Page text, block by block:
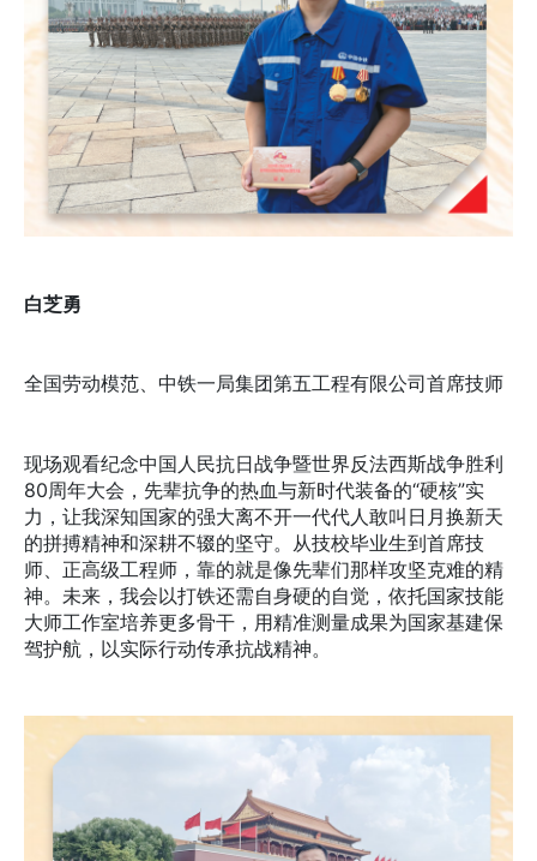
白芝勇
全国劳动模范、中铁一局集团第五工程有限公司首席技师
现场观看纪念中国人民抗日战争暨世界反法西斯战争胜利
80周年大会，先辈抗争的热血与新时代装备的“硬核”实
力，让我深知国家的强大离不开一代代人敢叫日月换新天
的拼搏精神和深耕不辍的坚守。从技校毕业生到首席技
师、正高级工程师，靠的就是像先辈们那样攻坚克难的精
神。未来，我会以打铁还需自身硬的自觉，依托国家技能
大师工作室培养更多骨干，用精准测量成果为国家基建保
驾护航，以实际行动传承抗战精神。